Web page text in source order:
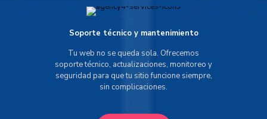
Soporte técnico y mantenimiento
Tu web no se queda sola. Ofrecemos
soporte técnico, actualizaciones, monitoreo y
seguridad para que tu sitio funcione siempre,
sin complicaciones.